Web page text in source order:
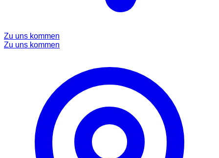
Zu uns kommen
Zu uns kommen